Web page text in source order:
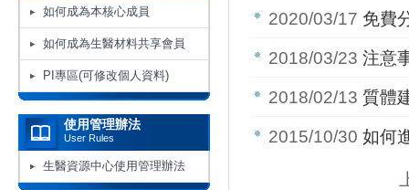
如何成為本核心成員
如何成為生醫材料共享會員
PI專區(可修改個人資料)
使用管理辦法
User Rules
生醫資源中心使用管理辦法
2020/03/17 免費
2018/03/23 注意
2018/02/13 質體
2015/10/30 如何